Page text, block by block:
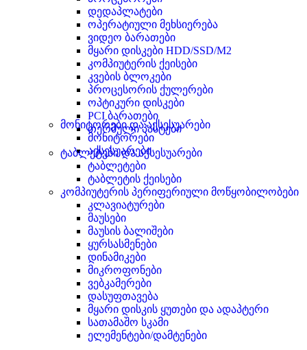
დედაპლატები
ოპერატიული მეხსიერება
ვიდეო ბარათები
მყარი დისკები HDD/SSD/M2
კომპიუტერის ქეისები
კვების ბლოკები
პროცესორის ქულერები
ოპტიკური დისკები
PCI ბარათები
თერმული პასტები
მონიტორები და აქსესუარები
მონიტორები
აქსესუარები
ტაბლეტები და აქსესუარები
ტაბლეტები
ტაბლეტის ქეისები
კომპიუტერის პერიფერიული მოწყობილობები
კლავიატურები
მაუსები
მაუსის ბალიშები
ყურსასმენები
დინამიკები
მიკროფონები
ვებკამერები
დასუფთავება
მყარი დისკის ყუთები და ადაპტერი
სათამაშო სკამი
ელემენტები/დამტენები